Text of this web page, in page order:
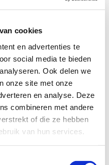
cookies
en advertenties te
social media te bieden
Ook delen we
onze site met onze
en analyse. Deze
combineren met andere
of die ze hebben
van hun services.